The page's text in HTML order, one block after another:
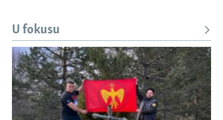
U fokusu